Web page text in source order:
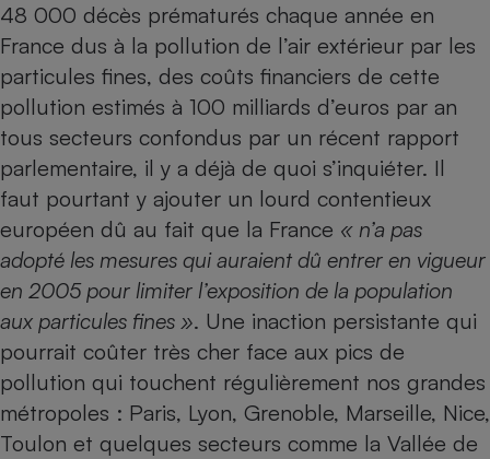
48 000 décès prématurés chaque année en
France dus à la pollution de l’air extérieur par les
particules fines, des coûts financiers de cette
pollution estimés à 100 milliards d’euros par an
tous secteurs confondus par un récent rapport
parlementaire, il y a déjà de quoi s’inquiéter. Il
faut pourtant y ajouter un lourd contentieux
européen dû au fait que la France « n’a pas
adopté les mesures qui auraient dû entrer en vigueur
en 2005 pour limiter l’exposition de la population
aux particules fines ». Une inaction persistante qui
pourrait coûter très cher face aux pics de
pollution qui touchent régulièrement nos grandes
métropoles : Paris, Lyon, Grenoble, Marseille, Nice,
Toulon et quelques secteurs comme la Vallée de
Supermarché - Drive
Complément
alimentaire
Mutuelle
Assurance emprunteur
Comparateur auto
Comparatif climatiseur
Comparatif aspirateur
Comparatif aspirateur
Comparatif cafetière
Comparatif robot cuiseur
Comparatif centrale
Gros électroménager
Petit électroménager -
Électricité - Gaz
Comparatif ordinateur
Comparatif ultrabook
Comparatif tablette
Image et son
Informatique
Internet
Téléphonie
Aménagement
Bricolage - Jardinage
Chauffage
Produit d'entretien
Sécurité domestique
Hygiène - Beauté
Maladie - Médecine -
Système de santé -
Mutuelle
Retraite
Tous les comparateurs
Toutes les cartes interactives
Speedtest - Testez le débit de votre
connexion Internet